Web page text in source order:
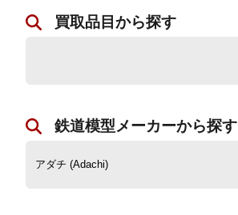
買取品目から探す
鉄道模型メーカーから探す